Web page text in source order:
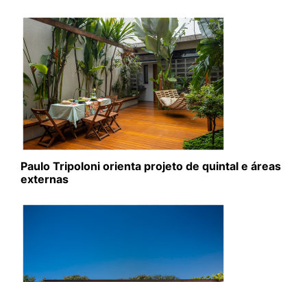
Paulo Tripoloni orienta projeto de quintal e áreas
externas